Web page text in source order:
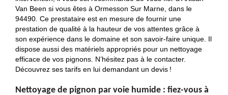
Van Been si vous êtes à Ormesson Sur Marne, dans le
94490. Ce prestataire est en mesure de fournir une
prestation de qualité à la hauteur de vos attentes grâce à
son expérience dans le domaine et son savoir-faire unique. Il
dispose aussi des matériels appropriés pour un nettoyage
efficace de vos pignons. N’hésitez pas à le contacter.
Découvrez ses tarifs en lui demandant un devis !
Nettoyage de pignon par voie humide : fiez-vous à